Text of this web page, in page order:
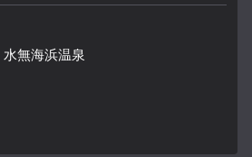
水無海浜温泉